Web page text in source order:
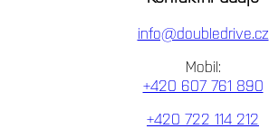
info@doubledrive.cz
Mobil:
+420 607 761 890
+420 722 114 212